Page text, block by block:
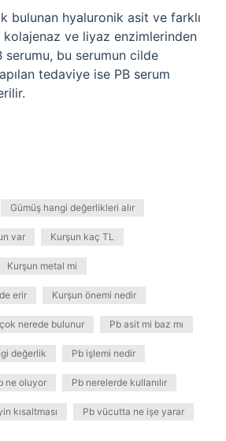
bulunan hyaluronik asit ve farklı
ve liyaz enzimlerinden
serumu, bu serumun cilde
tedaviye ise PB serum
Gümüş hangi değerlikleri alır
var Kurşun kaç TL
Kurşun metal mi
erir Kurşun önemi nedir
nerede bulunur Pb asit mi baz mı
değerlik Pb işlemi nedir
ne oluyor Pb nerelerde kullanılır
kısaltması Pb vücutta ne işe yarar